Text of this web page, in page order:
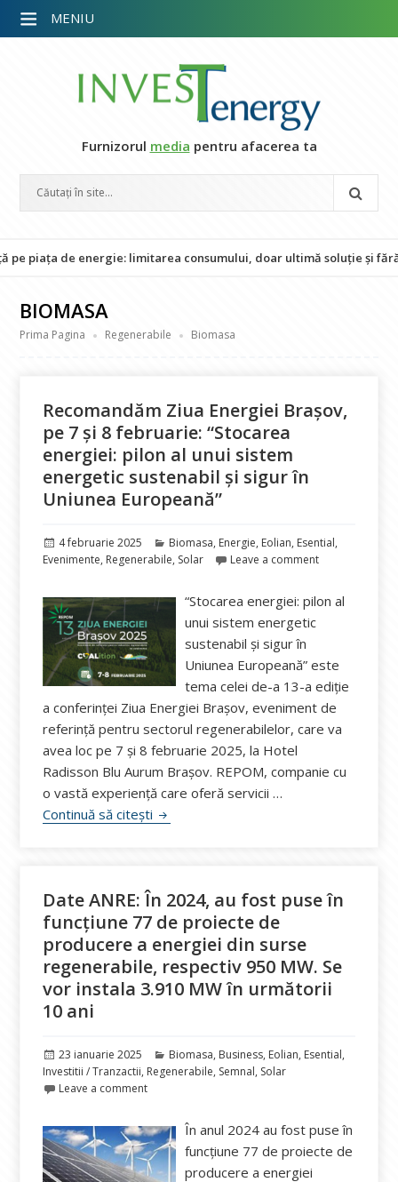
Furnizorul media pentru afacerea ta
de energie: limitarea consumului, doar ultimă soluție și fără
BIOMASA
Prima Pagina Regenerabile Biomasa
Recomandăm Ziua Energiei Brașov,
pe 7 și 8 februarie: “Stocarea
energiei: pilon al unui sistem
energetic sustenabil și sigur în
Uniunea Europeană”
Publicat
pe
4 februarie 2025 Categorii
Biomasa, Energie, Eolian, Esential,
Evenimente, Regenerabile, Solar Leave a comment
“Stocarea energiei: pilon al
unui sistem energetic
sustenabil și sigur în
Uniunea Europeană” este
tema celei de-a 13-a ediție
a conferinței Ziua Energiei Brașov, eveniment de
referință pentru sectorul regenerabilelor, care va
avea loc pe 7 și 8 februarie 2025, la Hotel
Radisson Blu Aurum Brașov. REPOM, companie cu
o vastă experiență care oferă servicii …
Continuă să citești Recomandăm Ziua Energiei Brașov,
Date ANRE: În 2024, au fost puse în
funcțiune 77 de proiecte de
producere a energiei din surse
regenerabile, respectiv 950 MW. Se
vor instala 3.910 MW în următorii
10 ani
Publicat
pe
23 ianuarie 2025 Categorii
Biomasa, Business, Eolian, Esential,
Investitii / Tranzactii, Regenerabile, Semnal, Solar
Leave a comment
În anul 2024 au fost puse în
funcțiune 77 de proiecte de
producere a energiei
MENIU